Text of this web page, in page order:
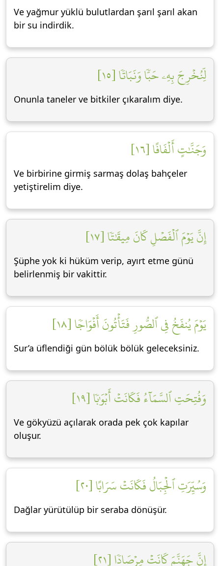
Ve yağmur yüklü bulutlardan şarıl şarıl akan
bir su indirdik.
لِّنُخۡرِجَ بِهِۦ حَبّٗا وَنَبَاتٗا [١٥]
Onunla taneler ve bitkiler çıkaralım diye.
وَجَنَّٰتٍ أَلۡفَافًا [١٦]
Ve birbirine girmiş sarmaş dolaş bahçeler
yetiştirelim diye.
إِنَّ يَوۡمَ ٱلۡفَصۡلِ كَانَ مِيقَٰتٗا [١٧]
Şüphe yok ki hüküm verip, ayırt etme günü
belirlenmiş bir vakittir.
يَوۡمَ يُنفَخُ فِي ٱلصُّورِ فَتَأۡتُونَ أَفۡوَاجٗا [١٨]
Sur’a üflendiği gün bölük bölük geleceksiniz.
وَفُتِحَتِ ٱلسَّمَآءُ فَكَانَتۡ أَبۡوَٰبٗا [١٩]
Ve gökyüzü açılarak orada pek çok kapılar
oluşur.
وَسُيِّرَتِ ٱلۡجِبَالُ فَكَانَتۡ سَرَابًا [٢٠]
Dağlar yürütülüp bir seraba dönüşür.
إِنَّ جَهَنَّمَ كَانَتۡ مِرۡصَادٗا [٢١]